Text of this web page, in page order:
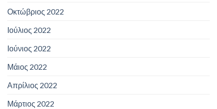
Οκτώβριος 2022
Ιούλιος 2022
Ιούνιος 2022
Μάιος 2022
Απρίλιος 2022
Μάρτιος 2022